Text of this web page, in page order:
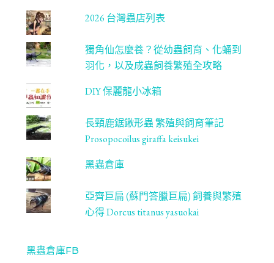
2026 台灣蟲店列表
獨角仙怎麼養？從幼蟲飼育、化蛹到
羽化，以及成蟲飼養繁殖全攻略
DIY 保麗龍小冰箱
長頸鹿鋸鍬形蟲 繁殖與飼育筆記
Prosopocoilus giraffa keisukei
黑蟲倉庫
亞齊巨扁 (蘇門答臘巨扁) 飼養與繁殖
心得 Dorcus titanus yasuokai
黑蟲倉庫FB